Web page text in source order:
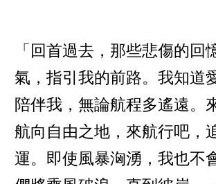
「回首過去，那些悲傷的回
氣，指引我的前路。我知道
陪伴我，無論航程多遙遠。
航向自由之地，來航行吧，
運。即使風暴洶湧，我也不